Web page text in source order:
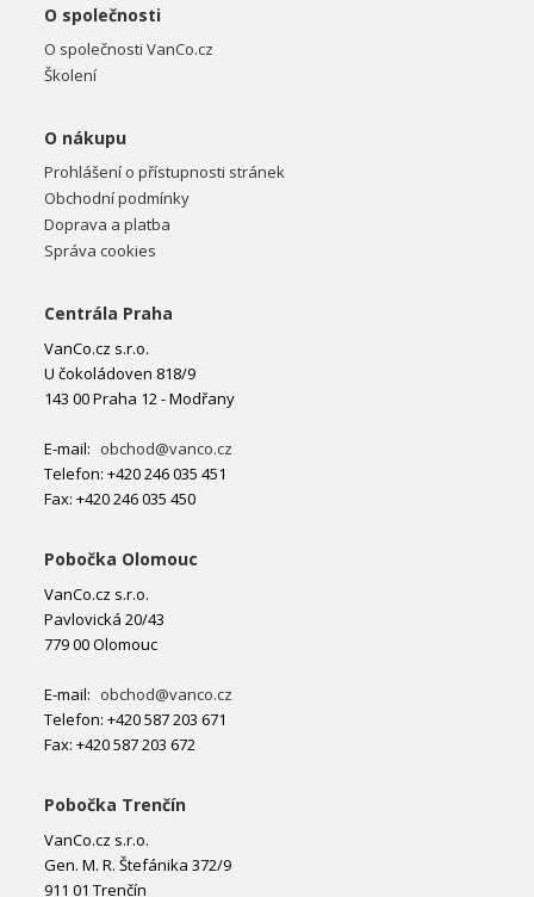
O společnosti
O společnosti VanCo.cz
Školení
O nákupu
Prohlášení o přístupnosti stránek
Obchodní podmínky
Doprava a platba
Správa cookies
Centrála Praha
VanCo.cz s.r.o.
U čokoládoven 818/9
143 00 Praha 12 - Modřany
E-mail: obchod@vanco.cz
Telefon: +420 246 035 451
Fax: +420 246 035 450
Pobočka Olomouc
VanCo.cz s.r.o.
Pavlovická 20/43
779 00 Olomouc
E-mail: obchod@vanco.cz
Telefon: +420 587 203 671
Fax: +420 587 203 672
Pobočka Trenčín
VanCo.cz s.r.o.
Gen. M. R. Štefánika 372/9
911 01 Trenčín